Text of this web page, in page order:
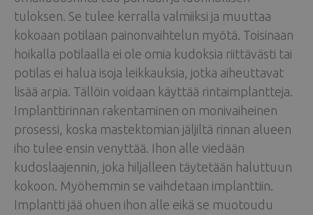
tuloksen. Se tulee kerralla valmiiksi ja muuttaa
kokoaan potilaan painonvaihtelun myötä. Toisinaan
hoikalla potilaalla ei ole omia kudoksia riittävästi tai
potilas ei halua isoja leikkauksia, jotka aiheuttavat
lisää arpia. Tällöin voidaan käyttää rintaimplantteja.
Implanttirinnan rakentaminen on monivaiheinen
prosessi, koska mastektomian jäljiltä rinnan alueen
iho tulee ensin venyttää. Ihon alle viedään
kudoslaajennin, joka hiljalleen täytetään haluttuun
kokoon. Myöhemmin se vaihdetaan implanttiin.
Implantti jää ohuen ihon alle eikä se muotoudu